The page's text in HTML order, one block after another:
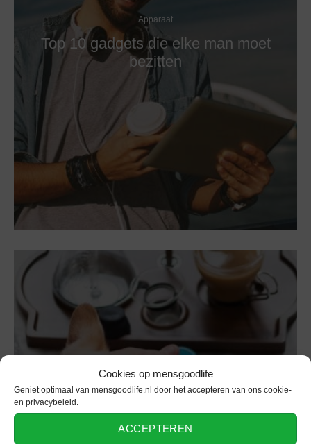
Cookies op mensgoodlife
Geniet optimaal van mensgoodlife.nl door het accepteren van ons cookie-
en privacybeleid.
ACCEPTEREN
Apparaat
Top 10 gadgets die elke man moet
bezitten
Games